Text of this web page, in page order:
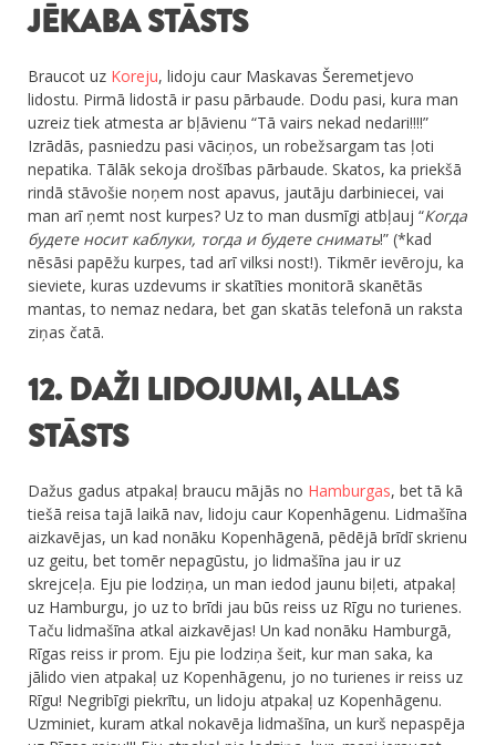
JĒKABA STĀSTS
Braucot uz Koreju, lidoju caur Maskavas Šeremetjevo
lidostu. Pirmā lidostā ir pasu pārbaude. Dodu pasi, kura man
uzreiz tiek atmesta ar bļāvienu “Tā vairs nekad nedari!!!!”
Izrādās, pasniedzu pasi vāciņos, un robežsargam tas ļoti
nepatika. Tālāk sekoja drošības pārbaude. Skatos, ka priekšā
rindā stāvošie noņem nost apavus, jautāju darbiniecei, vai
man arī ņemt nost kurpes? Uz to man dusmīgi atbļauj “Когда
будете носит каблуки, тогда и будете снимать!” (*kad
nēsāsi papēžu kurpes, tad arī vilksi nost!). Tikmēr ievēroju, ka
sieviete, kuras uzdevums ir skatīties monitorā skanētās
mantas, to nemaz nedara, bet gan skatās telefonā un raksta
ziņas čatā.
12. DAŽI LIDOJUMI, ALLAS
STĀSTS
Dažus gadus atpakaļ braucu mājās no Hamburgas, bet tā kā
tiešā reisa tajā laikā nav, lidoju caur Kopenhāgenu. Lidmašīna
aizkavējas, un kad nonāku Kopenhāgenā, pēdējā brīdī skrienu
uz geitu, bet tomēr nepagūstu, jo lidmašīna jau ir uz
skrejceļa. Eju pie lodziņa, un man iedod jaunu biļeti, atpakaļ
uz Hamburgu, jo uz to brīdi jau būs reiss uz Rīgu no turienes.
Taču lidmašīna atkal aizkavējas! Un kad nonāku Hamburgā,
Rīgas reiss ir prom. Eju pie lodziņa šeit, kur man saka, ka
jālido vien atpakaļ uz Kopenhāgenu, jo no turienes ir reiss uz
Rīgu! Negribīgi piekrītu, un lidoju atpakaļ uz Kopenhāgenu.
Uzminiet, kuram atkal nokavēja lidmašīna, un kurš nepaspēja